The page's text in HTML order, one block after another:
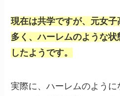
現在は共学ですが、元女
多く、ハーレムのような
したようです。
実際に、ハーレムのように